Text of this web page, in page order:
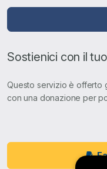
Sostienici con il
Questo servizio è offerto
con una donazione per